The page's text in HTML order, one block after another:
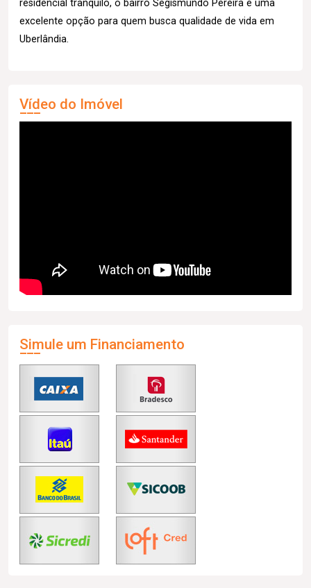
residencial tranquilo, o bairro Segismundo Pereira é uma
excelente opção para quem busca qualidade de vida em
Uberlândia.
Vídeo do Imóvel
Simule um Financiamento